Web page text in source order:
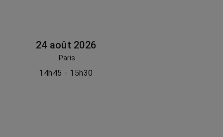
24 août 2026
Paris
14h45 - 15h30